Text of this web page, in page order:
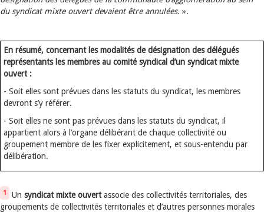
du syndicat mixte ouvert devaient être annulées. ».
En résumé, concernant les modalités de désignation des délégués
représentants les membres au comité syndical d’un syndicat mixte
ouvert :
- Soit elles sont prévues dans les statuts du syndicat, les membres
devront s’y référer.
- Soit elles ne sont pas prévues dans les statuts du syndicat, il
appartient alors à l’organe délibérant de chaque collectivité ou
groupement membre de les fixer explicitement, et sous-entendu par
délibération.
1 Un syndicat mixte ouvertassocie des collectivités territoriales, des
groupements de collectivités territoriales et d’autres personnes morales